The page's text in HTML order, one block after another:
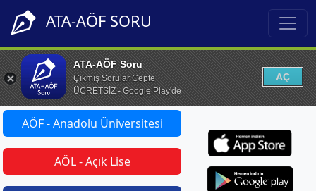
ATA-AÖF SORU
ATA-AÖF Soru
Çıkmış Sorular Cepte
ÜCRETSİZ - Google Play'de
AÇ
AÖF - Anadolu Üniversitesi
AÖL - Açık Lise